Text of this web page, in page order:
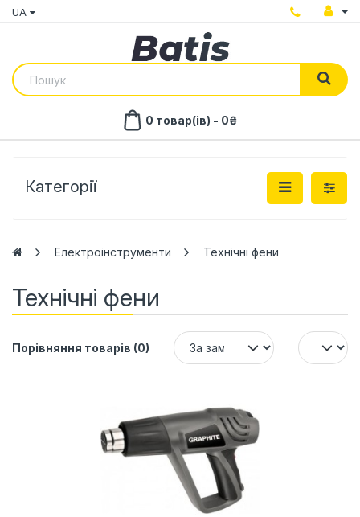
UA
0 товар(ів) - 0₴
Категорії
Електроінструменти Технічні фени
Технічні фени
Порівняння товарів (0)